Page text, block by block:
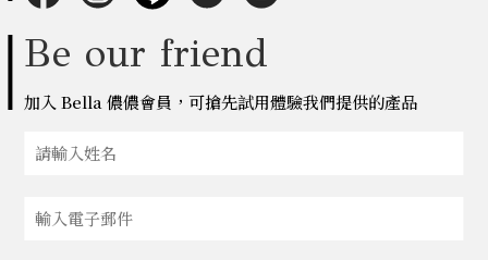
Be our friend
加入 Bella 儂儂會員，可搶先試用體驗我們提供的產品